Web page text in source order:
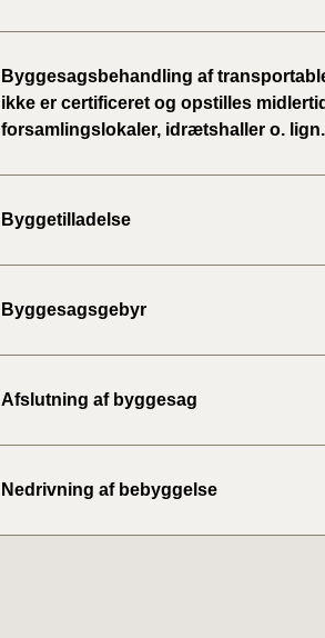
Byggesagsbehandling af
ikke er certificeret og opstilles
forsamlingslokaler, idrætshaller o. lign.
Byggetilladelse
Byggesagsgebyr
Afslutning af byggesag
Nedrivning af bebyggelse